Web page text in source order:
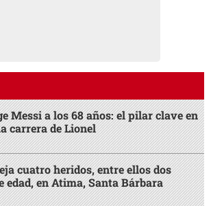
Messi a los 68 años: el pilar clave en
carrera de Lionel
cuatro heridos, entre ellos dos
edad, en Atima, Santa Bárbara